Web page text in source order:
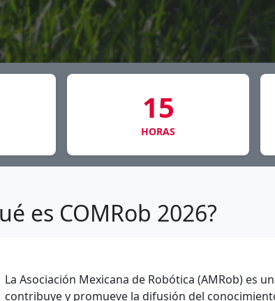
15
HORAS
es COMRob 2026?
La Asociación Mexicana de Robótica (AMRob) es
contribuye y promueve la difusión del